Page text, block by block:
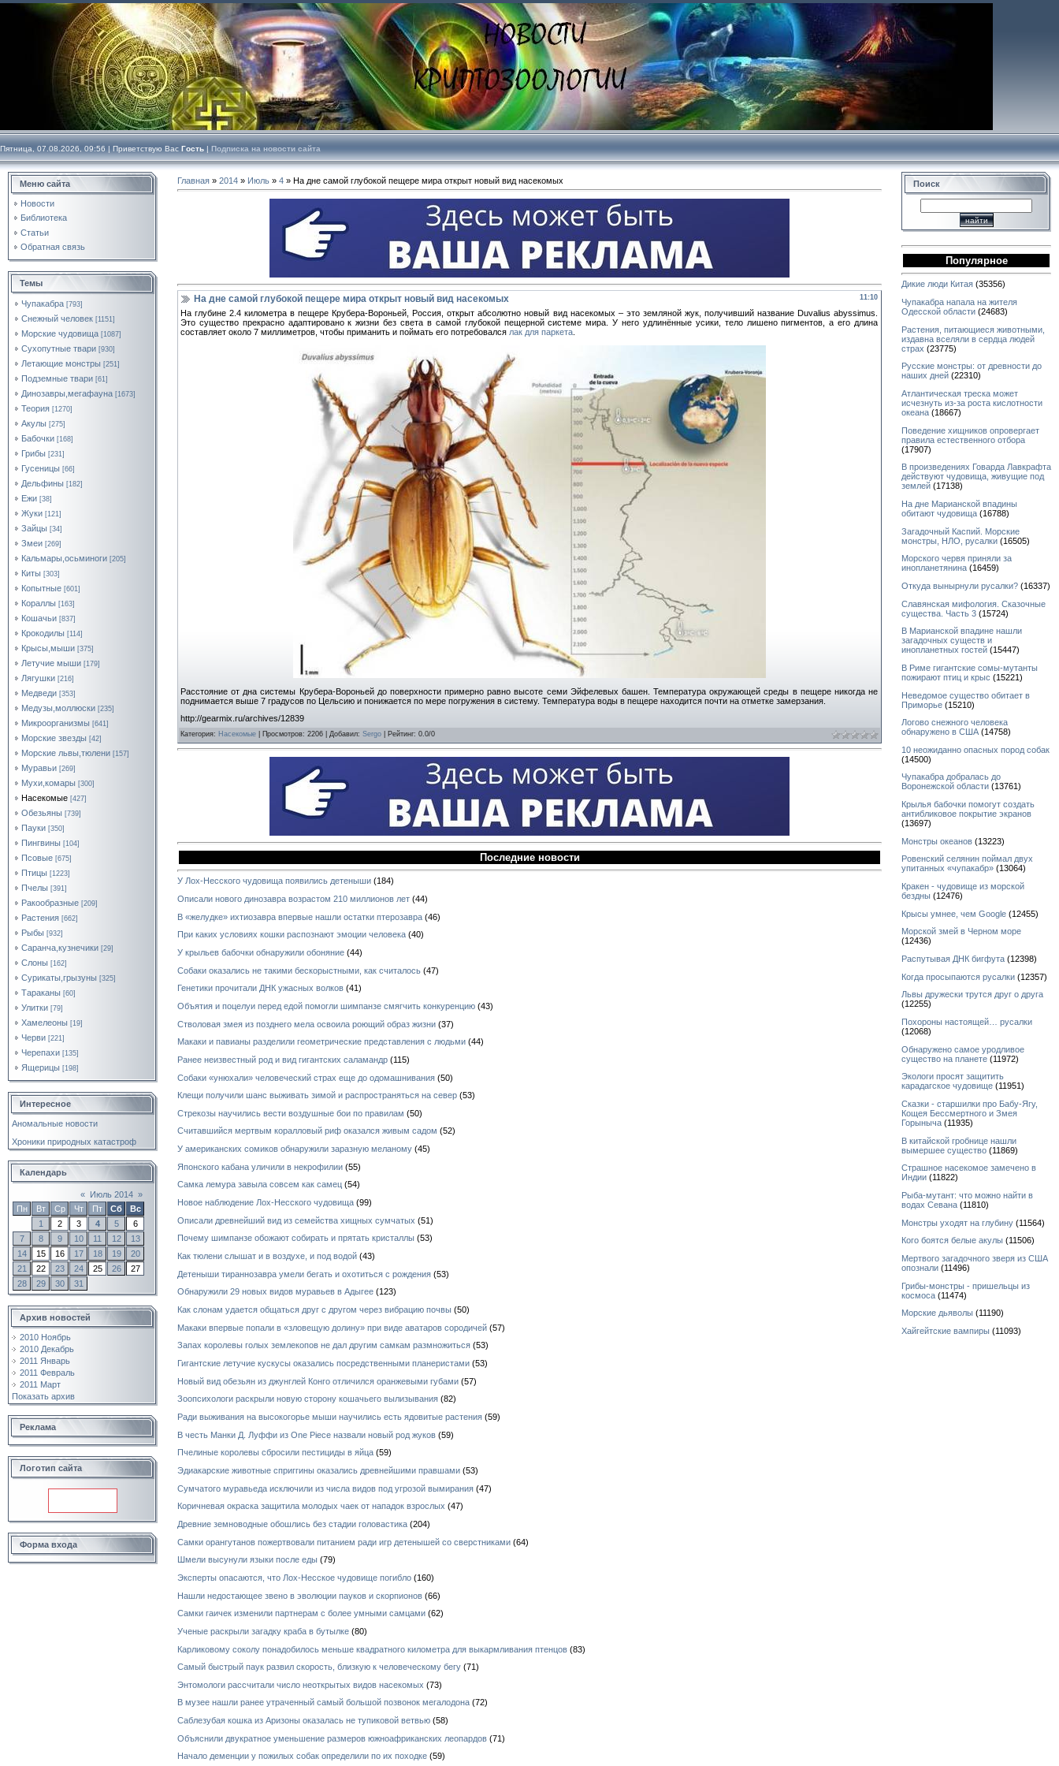
Пятница, 07.08.2026, 09:56 | Приветствую Вас Гость | Подписка на новости сайта
Меню сайта
Новости
Библиотека
Статьи
Обратная связь
Темы
Чупакабра [793]
Снежный человек [1151]
Морские чудовища [1087]
Сухопутные твари [930]
Летающие монстры [251]
Подземные твари [61]
Динозавры,мегафауна [1673]
Теория [1270]
Акулы [275]
Бабочки [168]
Грибы [231]
Гусеницы [66]
Дельфины [182]
Ежи [38]
Жуки [121]
Зайцы [34]
Змеи [269]
Кальмары,осьминоги [205]
Киты [303]
Копытные [601]
Кораллы [163]
Кошачьи [837]
Крокодилы [114]
Крысы,мыши [375]
Летучие мыши [179]
Лягушки [216]
Медведи [353]
Медузы,моллюски [235]
Микроорганизмы [641]
Морские звезды [42]
Морские львы,тюлени [157]
Муравьи [269]
Мухи,комары [300]
Насекомые [427]
Обезьяны [739]
Пауки [350]
Пингвины [104]
Псовые [675]
Птицы [1223]
Пчелы [391]
Ракообразные [209]
Растения [662]
Рыбы [932]
Саранча,кузнечики [29]
Слоны [162]
Сурикаты,грызуны [325]
Тараканы [60]
Улитки [79]
Хамелеоны [19]
Черви [221]
Черепахи [135]
Ящерицы [198]
Интересное
Аномальные новости
Хроники природных катастроф
Календарь
« Июль 2014 »
Пн
Вт Ср Чт Пт Сб
Вс
1
2 3 4 5
6
7
8 9 10 11 12
13
14
15 16 17 18 19
20
21
22 23 24 25 26
27
28
29 30 31
Архив новостей
2010 Ноябрь
2010 Декабрь
2011 Январь
2011 Февраль
2011 Март
Показать архив
Реклама
Логотип сайта
Форма входа
Главная » 2014 » Июль » 4 » На дне самой глубокой пещере мира открыт новый вид насекомых
11:10
На дне самой глубокой пещере мира открыт новый вид насекомых
На глубине 2.4 километра в пещере Крубера-Вороньей, Россия, открыт абсолютно новый вид насекомых – это земляной жук, получивший название Duvalius abyssimus.
Это существо прекрасно адаптировано к жизни без света в самой глубокой пещерной системе мира. У него удлинённые усики, тело лишено пигментов, а его длина
составляет около 7 миллиметров, чтобы приманить и поймать его потребовался лак для паркета
Расстояние от дна системы Крубера-Вороньей до поверхности примерно равно высоте семи Эйфелевых башен. Температура окружающей среды в пещере никогда не
поднимается выше 7 градусов по Цельсию и понижается по мере погружения в систему. Температура воды в пещере находится почти на отметке замерзания.
http://gearmix.ru/archives/12839
Категория: Насекомые Просмотров: 2206 | Добавил: Sergo Рейтинг: 0.0/0
Последние новости
У Лох-Несского чудовища появились детеныши (184)
Описали нового динозавра возрастом 210 миллионов лет (44)
В «желудке» ихтиозавра впервые нашли остатки птерозавра (46)
При каких условиях кошки распознают эмоции человека (40)
У крыльев бабочки обнаружили обоняние (44)
Собаки оказались не такими бескорыстными, как считалось (47)
Генетики прочитали ДНК ужасных волков (41)
Объятия и поцелуи перед едой помогли шимпанзе смягчить конкуренцию (43)
Стволовая змея из позднего мела освоила роющий образ жизни (37)
Макаки и павианы разделили геометрические представления с людьми (44)
Ранее неизвестный род и вид гигантских саламандр (115)
Собаки «унюхали» человеческий страх еще до одомашнивания (50)
Клещи получили шанс выживать зимой и распространяться на север (53)
Стрекозы научились вести воздушные бои по правилам (50)
Считавшийся мертвым коралловый риф оказался живым садом (52)
У американских сомиков обнаружили заразную меланому (45)
Японского кабана уличили в некрофилии (55)
Самка лемура завыла совсем как самец (54)
Новое наблюдение Лох-Несского чудовища (99)
Описали древнейший вид из семейства хищных сумчатых (51)
Почему шимпанзе обожают собирать и прятать кристаллы (53)
Как тюлени слышат и в воздухе, и под водой (43)
Детеныши тираннозавра умели бегать и охотиться с рождения (53)
Обнаружили 29 новых видов муравьев в Адыгее (123)
Как слонам удается общаться друг с другом через вибрацию почвы (50)
Макаки впервые попали в «зловещую долину» при виде аватаров сородичей (57)
Запах королевы голых землекопов не дал другим самкам размножиться (53)
Гигантские летучие кускусы оказались посредственными планеристами (53)
Новый вид обезьян из джунглей Конго отличился оранжевыми губами (57)
Зоопсихологи раскрыли новую сторону кошачьего вылизывания (82)
Ради выживания на высокогорье мыши научились есть ядовитые растения (59)
В честь Манки Д. Луффи из One Piece назвали новый род жуков (59)
Пчелиные королевы сбросили пестициды в яйца (59)
Эдиакарские животные сприггины оказались древнейшими правшами (53)
Сумчатого муравьеда исключили из числа видов под угрозой вымирания (47)
Коричневая окраска защитила молодых чаек от нападок взрослых (47)
Древние земноводные обошлись без стадии головастика (204)
Самки орангутанов пожертвовали питанием ради игр детенышей со сверстниками (64)
Шмели высунули языки после еды (79)
Эксперты опасаются, что Лох-Несское чудовище погибло (160)
Нашли недостающее звено в эволюции пауков и скорпионов (66)
Самки гаичек изменили партнерам с более умными самцами (62)
Ученые раскрыли загадку краба в бутылке (80)
Карликовому соколу понадобилось меньше квадратного километра для выкармливания птенцов (83)
Самый быстрый паук развил скорость, близкую к человеческому бегу (71)
Энтомологи рассчитали число неоткрытых видов насекомых (73)
В музее нашли ранее утраченный самый большой позвонок мегалодона (72)
Саблезубая кошка из Аризоны оказалась не тупиковой ветвью (58)
Объяснили двукратное уменьшение размеров южноафриканских леопардов (71)
Начало деменции у пожилых собак определили по их походке (59)
Поиск
Популярное
Дикие люди Китая (35356)
Чупакабра напала на жителя
Одесской области (24683)
Растения, питающиеся животными,
издавна вселяли в сердца людей
страх (23775)
Русские монстры: от древности до
наших дней (22310)
Атлантическая треска может
исчезнуть из-за роста кислотности
океана (18667)
Поведение хищников опровергает
правила естественного отбора
(17907)
В произведениях Говарда Лавкрафта
действуют чудовища, живущие под
землей (17138)
На дне Марианской впадины
обитают чудовища (16788)
Загадочный Каспий. Морские
монстры, НЛО, русалки (16505)
Морского червя приняли за
инопланетянина (16459)
Откуда вынырнули русалки? (16337)
Славянская мифология. Сказочные
существа. Часть 3 (15724)
В Марианской впадине нашли
загадочных существ и
инопланетных гостей (15447)
В Риме гигантские сомы-мутанты
пожирают птиц и крыс (15221)
Неведомое существо обитает в
Приморье (15210)
Логово снежного человека
обнаружено в США (14758)
10 неожиданно опасных пород собак
(14500)
Чупакабра добралась до
Воронежской области (13761)
Крылья бабочки помогут создать
антибликовое покрытие экранов
(13697)
Монстры океанов (13223)
Ровенский селянин поймал двух
упитанных «чупакабр» (13064)
Кракен - чудовище из морской
бездны (12476)
Крысы умнее, чем Google (12455)
Морской змей в Черном море
(12436)
Распутывая ДНК бигфута (12398)
Когда просыпаются русалки (12357)
Львы дружески трутся друг о друга
(12255)
Похороны настоящей… русалки
(12068)
Обнаружено самое уродливое
существо на планете (11972)
Экологи просят защитить
карадагское чудовище (11951)
Сказки - старшилки про Бабу-Ягу,
Кощея Бессмертного и Змея
Горыныча (11935)
В китайской гробнице нашли
вымершее существо (11869)
Страшное насекомое замечено в
Индии (11822)
Рыба-мутант: что можно найти в
водах Севана (11810)
Монстры уходят на глубину (11564)
Кого боятся белые акулы (11506)
Мертвого загадочного зверя из США
опознали (11496)
Грибы-монстры - пришельцы из
космоса (11474)
Морские дьяволы (11190)
Хайгейтские вампиры (11093)